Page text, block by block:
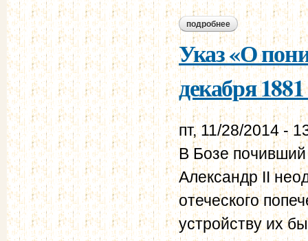
подробнее о сан-
Указ «О
декабря 1881
пт, 11/28/2014 -
В Бозе
Александр II
отеческого
устройству их